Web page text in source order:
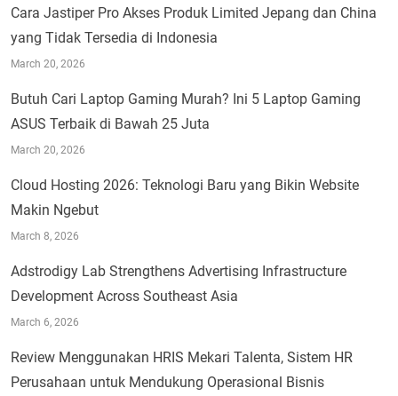
Cara Jastiper Pro Akses Produk Limited Jepang dan China
yang Tidak Tersedia di Indonesia
March 20, 2026
Butuh Cari Laptop Gaming Murah? Ini 5 Laptop Gaming
ASUS Terbaik di Bawah 25 Juta
March 20, 2026
Cloud Hosting 2026: Teknologi Baru yang Bikin Website
Makin Ngebut
March 8, 2026
Adstrodigy Lab Strengthens Advertising Infrastructure
Development Across Southeast Asia
March 6, 2026
Review Menggunakan HRIS Mekari Talenta, Sistem HR
Perusahaan untuk Mendukung Operasional Bisnis